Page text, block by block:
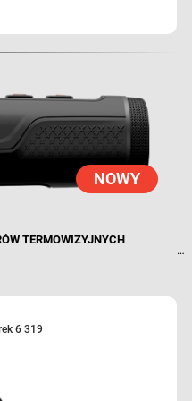
NOWY
TERMOWIZYJNYCH
dla myśliwych, eksploratorów
dla użytkowników,
przenośnością do intensywnego
jaką kiedykolwiek stworzyliśmy.
6 319